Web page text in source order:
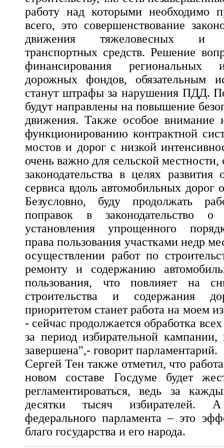
работу над которыми необходимо
всего, это совершенствование
движения тяжеловесных и
транспортных средств. Решение
финансирования региональных
дорожных фондов, обязательным
станут штрафы за нарушения ПДД.
будут направлены на повышение
движения. Также особое внимание
функционированию контрактной
мостов и дорог с низкой
очень важно для сельской
законодательства в целях развития
сервиса вдоль автомобильных дорог
Безусловно, буду продолжать
поправок в законодательство
установления упрощенного
права пользования участками недр
осуществлении работ по
ремонту и содержанию
пользования, что повлияет на
строительства и содержания
приоритетом станет работа на моем
- сейчас продолжается обработка
за период избирательной
завершена",- говорит парламентарий.
Сергей Тен также отметил, что
новом составе Госдуме будет
регламентироваться, ведь за
десятки тысяч избирателей.
федерального парламента – это
благо государства и его народа.